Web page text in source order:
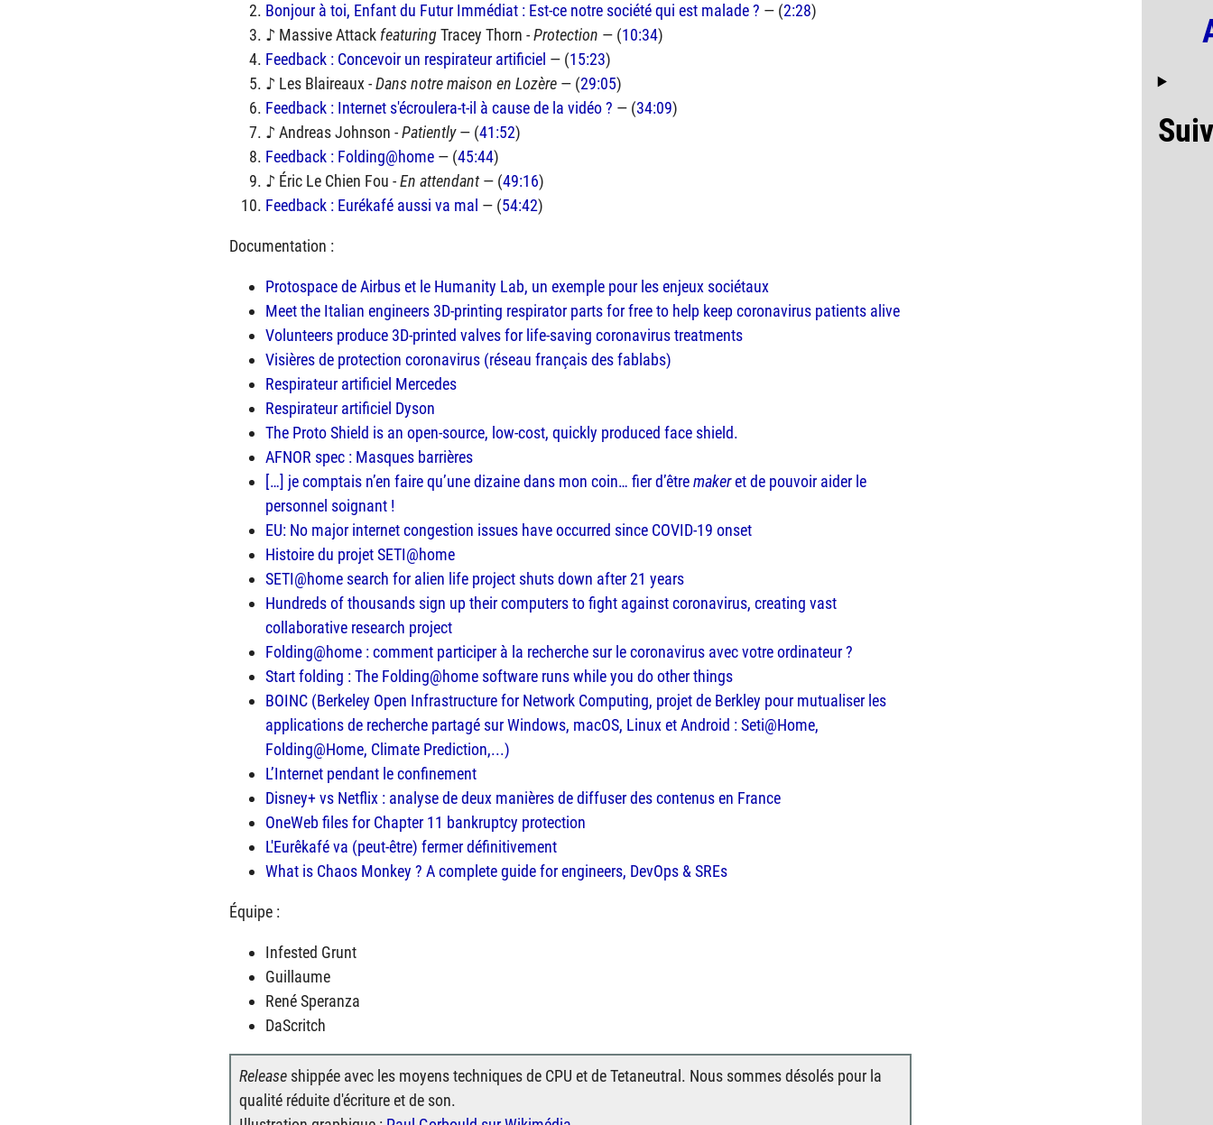
Bonjour à toi, Enfant du Futur Immédiat : Est-ce notre société qui est malade ? — (2:28)
♪ Massive Attack featuringTracey Thorn -Protection — (10:34)
Feedback : Concevoir un respirateur artificiel — (15:23)
♪ Les Blaireaux -Dans notre maison en Lozère — (29:05)
Feedback : Internet s'écroulera-t-il à cause de la vidéo ? — (34:09)
♪ Andreas Johnson -Patiently— (41:52)
Feedback : Folding@home — (45:44)
♪ Éric Le Chien Fou -En attendant— (49:16)
Feedback : Eurékafé aussi va mal — (54:42)
Documentation :
Protospace de Airbus et le Humanity Lab, un exemple pour les enjeux sociétaux
Meet the Italian engineers 3D-printing respirator parts for free to help keep coronavirus patients alive
Volunteers produce 3D-printed valves for life-saving coronavirus treatments
Visières de protection coronavirus (réseau français des fablabs)
Respirateur artificiel Mercedes
Respirateur artificiel Dyson
The Proto Shield is an open-source, low-cost, quickly produced face shield.
AFNOR spec : Masques barrières
[…] je comptais n’en faire qu’une dizaine dans mon coin… fier d’êtremakeret de pouvoir aider le
personnel soignant !
EU: No major internet congestion issues have occurred since COVID-19 onset
Histoire du projet SETI@home
SETI@home search for alien life project shuts down after 21 years
Hundreds of thousands sign up their computers to fight against coronavirus, creating vast
collaborative research project
Folding@home : comment participer à la recherche sur le coronavirus avec votre ordinateur ?
Start folding : The Folding@home software runs while you do other things
BOINC (Berkeley Open Infrastructure for Network Computing, projet de Berkley pour mutualiser les
applications de recherche partagé sur Windows, macOS, Linux et Android : Seti@Home,
Folding@Home, Climate Prediction,...)
L’Internet pendant le confinement
Disney+ vs Netflix : analyse de deux manières de diffuser des contenus en France
OneWeb files for Chapter 11 bankruptcy protection
L'Eurêkafé va (peut-être) fermer définitivement
What is Chaos Monkey ? A complete guide for engineers, DevOps & SREs
Équipe :
Infested Grunt
Guillaume
René Speranza
DaScritch
Release shippée avec les moyens techniques de CPU et de Tetaneutral. Nous sommes désolés pour la
qualité réduite d'écriture et de son.